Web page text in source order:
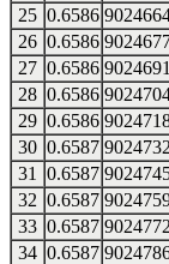
25 0.6586
26 0.6586
27 0.6586
28 0.6586
29 0.6586
30 0.6587
31
0.6587
32 0.6587
33 0.6587
34 0.6587